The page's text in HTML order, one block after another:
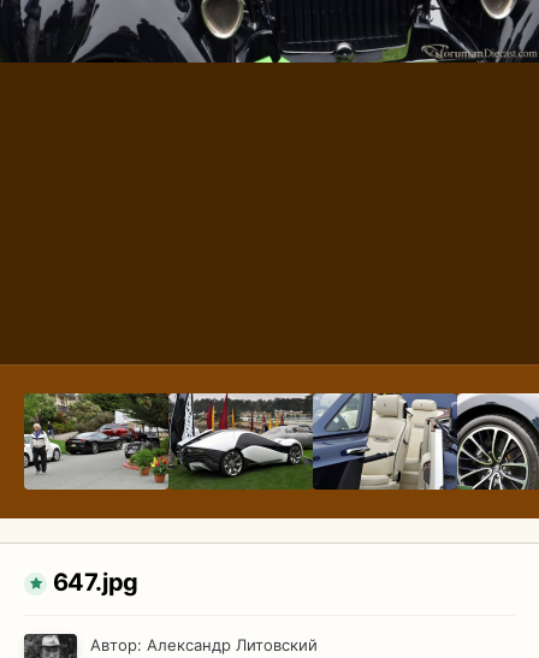
647.jpg
Автор: Александр Литовский